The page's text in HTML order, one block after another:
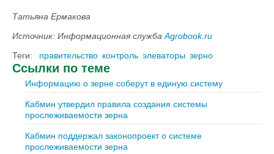
Татьяна Ермакова
Источник: Информационная служба Agrobook.ru
Теги:
правительство контроль элеваторы зерно
Ссылки по теме
Информацию о зерне соберут в единую систему
Кабмин утвердил правила создания системы
прослеживаемости зерна
Кабмин поддержал законопроект о системе
прослеживаемости зерна